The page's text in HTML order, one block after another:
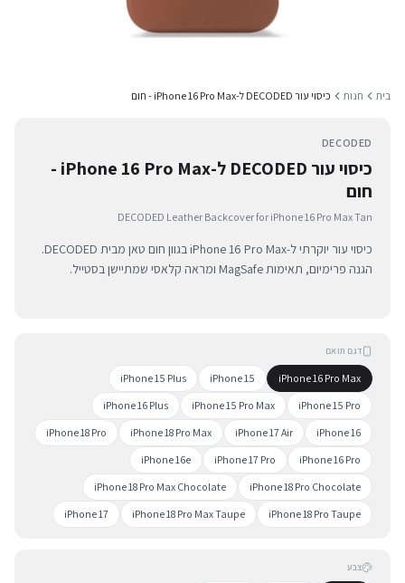
בית חנות כיסוי עור DECODED ל-iPhone 16 Pro Max - חום
DECODED
כיסוי עור DECODED ל-iPhone 16 Pro Max -
חום
DECODED Leather Backcover for iPhone 16 Pro Max Tan
כיסוי עור יוקרתי ל-iPhone 16 Pro Max בגוון חום טאן מבית DECODED.
הגנה פרימיום, תאימות MagSafe ומראה קלאסי שמתיישן בסטייל.
דגם תואם
iPhone 16 Pro Max
iPhone 15
iPhone 15 Plus
iPhone 15 Pro
iPhone 15 Pro Max
iPhone 16 Plus
iPhone 16
iPhone 17 Air
iPhone 18 Pro Max
iPhone 18 Pro
iPhone 16 Pro
iPhone 17 Pro
iPhone 16e
iPhone 18 Pro Chocolate
iPhone 18 Pro Max Chocolate
iPhone 18 Pro Taupe
iPhone 18 Pro Max Taupe
iPhone 17
צבע